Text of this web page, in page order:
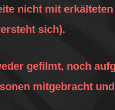
nicht mit erkälteten
sich).
gefilmt, noch
mitgebracht